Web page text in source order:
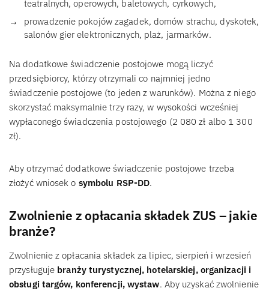
teatralnych, operowych, baletowych, cyrkowych,
prowadzenie pokojów zagadek, domów strachu, dyskotek,
salonów gier elektronicznych, plaż, jarmarków.
Na dodatkowe świadczenie postojowe mogą liczyć
przedsiębiorcy, którzy otrzymali co najmniej jedno
świadczenie postojowe (to jeden z warunków). Można z niego
skorzystać maksymalnie trzy razy, w wysokości wcześniej
wypłaconego świadczenia postojowego (2 080 zł albo 1 300
zł).
Aby otrzymać dodatkowe świadczenie postojowe trzeba
złożyć wniosek o symbolu RSP-DD.
Zwolnienie z opłacania składek ZUS – jakie
branże?
Zwolnienie z opłacania składek za lipiec, sierpień i wrzesień
przysługuje branży turystycznej, hotelarskiej, organizacji i
obsługi targów, konferencji, wystaw. Aby uzyskać zwolnienie